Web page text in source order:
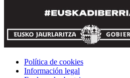
Política de cookies
Información legal